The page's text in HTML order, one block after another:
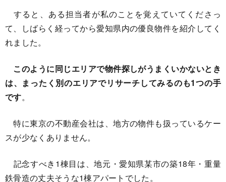
すると、ある担当者が私のことを覚えていてくださっ
て、しばらく経ってから愛知県内の優良物件を紹介してく
れました。
このように同じエリアで物件探しがうまくいかないとき
は、まったく別のエリアでリサーチしてみるのも1つの手
です。
特に東京の不動産会社は、地方の物件も扱っているケー
スが少なくありません。
記念すべき1棟目は、地元・愛知県某市の築18年・重量
鉄骨造の丈夫そうな1棟アパートでした。